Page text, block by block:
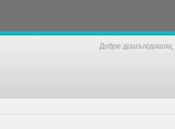
Добре дошъл/дошла,